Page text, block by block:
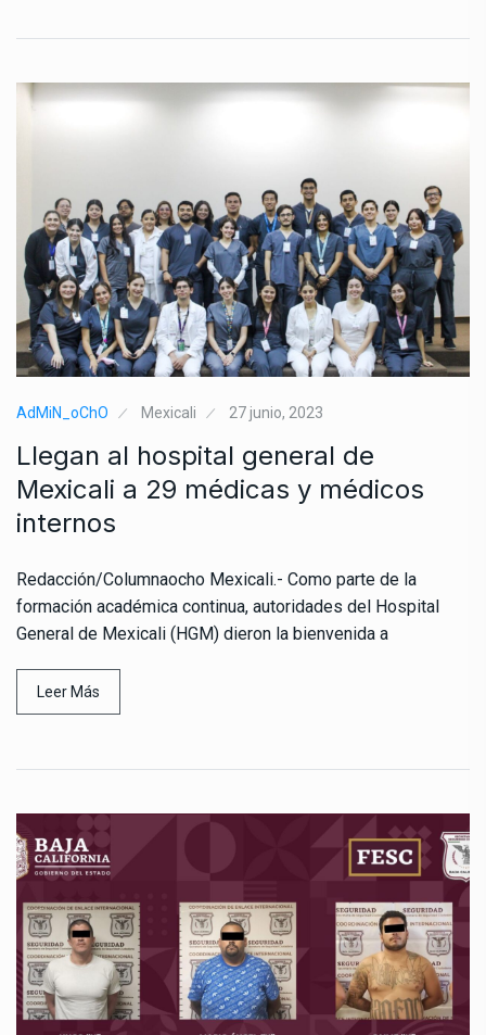
AdMiN_oChO Mexicali 27 junio, 2023
Llegan al hospital general de
Mexicali a 29 médicas y médicos
internos
Redacción/Columnaocho Mexicali.- Como parte de la
formación académica continua, autoridades del Hospital
General de Mexicali (HGM) dieron la bienvenida a
Leer Más